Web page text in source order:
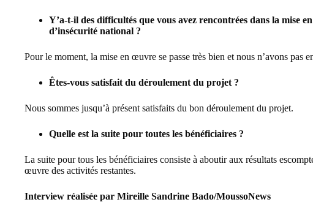
Y’a-t-il des difficultés que vous avez rencontrées dans la mise
d’insécurité national ?
Pour le moment, la mise en œuvre se passe très bien et nous n’avons pas
Êtes-vous satisfait du déroulement du projet ?
Nous sommes jusqu’à présent satisfaits du bon déroulement du projet.
Quelle est la suite pour toutes les bénéficiaires ?
La suite pour tous les bénéficiaires consiste à aboutir aux résultats
œuvre des activités restantes.
Interview réalisée par Mireille Sandrine Bado/MoussoNews